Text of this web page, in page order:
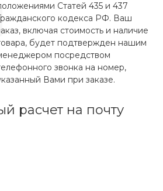
Статей 435 и 437
кодекса РФ. Ваш
включая стоимость и наличие
будет подтвержден нашим
посредством
звонка на номер,
Вами при заказе.
расчет на почту